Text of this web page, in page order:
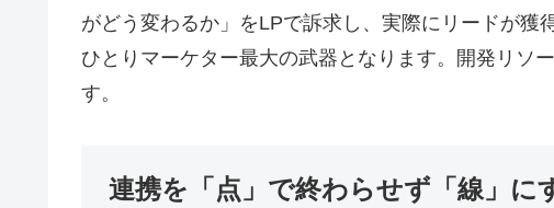
がどう変わるか」をLPで訴求し、実際にリードが獲
ひとりマーケター最大の武器となります。開発リソ
す。
連携を「点」で終わらせず「線」に